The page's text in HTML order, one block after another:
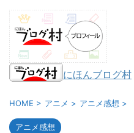
にほんブログ村
HOME > アニメ > アニメ感想 >
アニメ感想